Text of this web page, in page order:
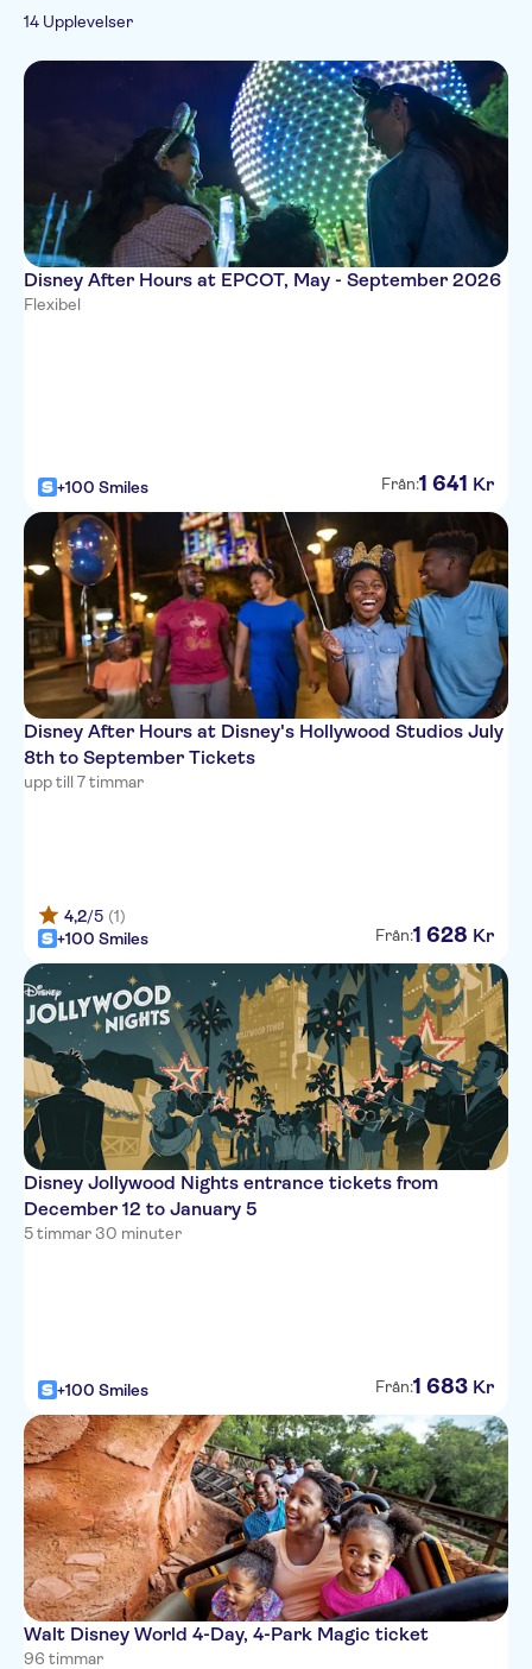
14 Upplevelser
Disney After Hours at EPCOT, May - September 2026
Flexibel
+100 Smiles Från:1 641 Kr
Disney After Hours at Disney's Hollywood Studios July
8th to September Tickets
upp till 7 timmar
4,2/5 (1)
+100 Smiles
Från:1 628 Kr
Disney Jollywood Nights entrance tickets from
December 12 to January 5
5 timmar 30 minuter
+100 Smiles Från:1 683 Kr
Walt Disney World 4-Day, 4-Park Magic ticket
96 timmar